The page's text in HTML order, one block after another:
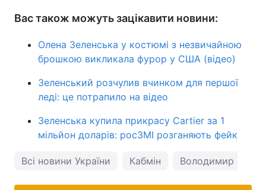
Вас також можуть зацікавити новини:
Олена Зеленська у костюмі з незвичайною
брошкою викликала фурор у США (відео)
Зеленський розчулив вчинком для першої
леді: це потрапило на відео
Зеленська купила прикрасу Cartier за 1
мільйон доларів: росЗМІ розганяють фейк
Всі новини України Кабмін Володимир